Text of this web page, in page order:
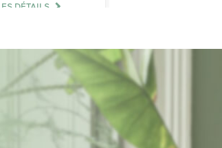
DÉTAILS
fil élasthanne nu.
DÉTAILS